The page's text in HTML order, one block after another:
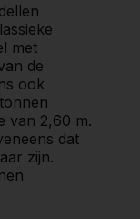
met
de
ook
van 2,60 m.
dat
zijn.